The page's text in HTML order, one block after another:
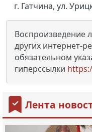
г. Гатчина, ул.
Воспроизведение
других интернет-
обязательном
гиперссылки
Лента